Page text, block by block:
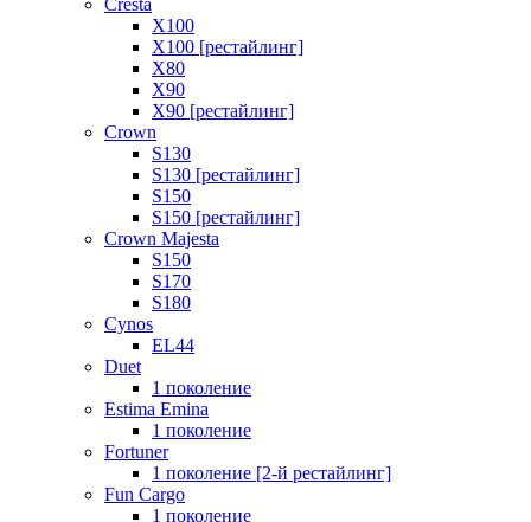
Cresta
X100
X100 [рестайлинг]
X80
X90
X90 [рестайлинг]
Crown
S130
S130 [рестайлинг]
S150
S150 [рестайлинг]
Crown Majesta
S150
S170
S180
Cynos
EL44
Duet
1 поколение
Estima Emina
1 поколение
Fortuner
1 поколение [2-й рестайлинг]
Fun Cargo
1 поколение